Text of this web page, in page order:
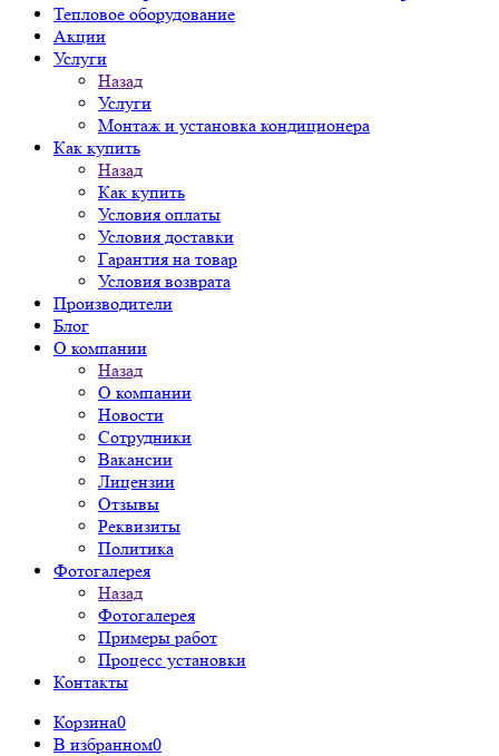
Тепловое оборудование
Акции
Услуги
Назад
Услуги
Монтаж и установка кондиционера
Как купить
Назад
Как купить
Условия оплаты
Условия доставки
Гарантия на товар
Условия возврата
Производители
Блог
О компании
Назад
О компании
Новости
Сотрудники
Вакансии
Лицензии
Отзывы
Реквизиты
Политика
Фотогалерея
Назад
Фотогалерея
Примеры работ
Процесс установки
Контакты
Корзина0
В избранном0